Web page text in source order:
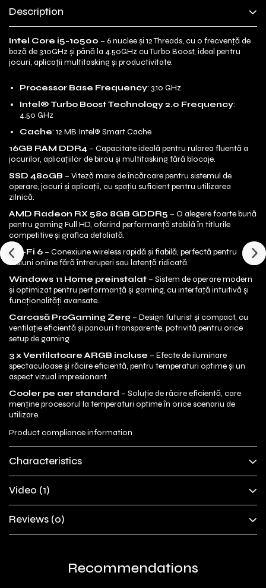
Description
Intel Core i5-10500 – 6 nuclee și 12 Threads, cu o frecvență de
bază de 3.10GHz și până la 4.50GHz cu Turbo Boost, ideal pentru
jocuri, aplicații multitasking și productivitate.
Processor Base Frequency: 3.10 GHz
Intel® Turbo Boost Technology 2.0 Frequency:
4.50 GHz
Cache: 12 MB Intel® Smart Cache
16GB RAM DDR4 – Capacitate ideală pentru rularea fluentă a
jocurilor, aplicațiilor de birou și multitasking fără blocaje.
SSD 480GB – Viteză mare de încărcare pentru sistemul de
operare, jocuri și aplicații, cu spațiu suficient pentru utilizarea
zilnică.
AMD Radeon RX 580 8GB GDDR5 – O alegere foarte bună
pentru gaming Full HD, oferind performanță stabilă în titlurile
competitive și grafica detaliată.
Wi-Fi 6 – Conexiune wireless rapidă și fiabilă, perfectă pentru
sesiuni online fără întreruperi sau latență ridicată.
Windows 11 Home preinstalat – Sistem de operare modern
și optimizat pentru performanță și gaming, cu interfață intuitivă și
funcționalități avansate.
Carcasă ProGaming Zerg – Design futurist și compact, cu
ventilație eficientă și panouri transparente, potrivită pentru orice
setup de gaming.
3 x Ventilatoare ARGB incluse – Efecte de iluminare
spectaculoase și răcire eficientă, pentru temperaturi optime și un
aspect vizual impresionant.
Cooler pe aer standard – Soluție de răcire eficientă, care
menține procesorul la temperaturi optime în orice scenariu de
utilizare.
Product compliance information
Characteristics
Video (1)
Reviews (0)
Recommendations